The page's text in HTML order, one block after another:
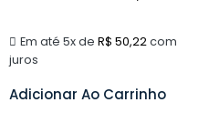
Em até 5x de R$ 50,22com
juros
Adicionar Ao Carrinho